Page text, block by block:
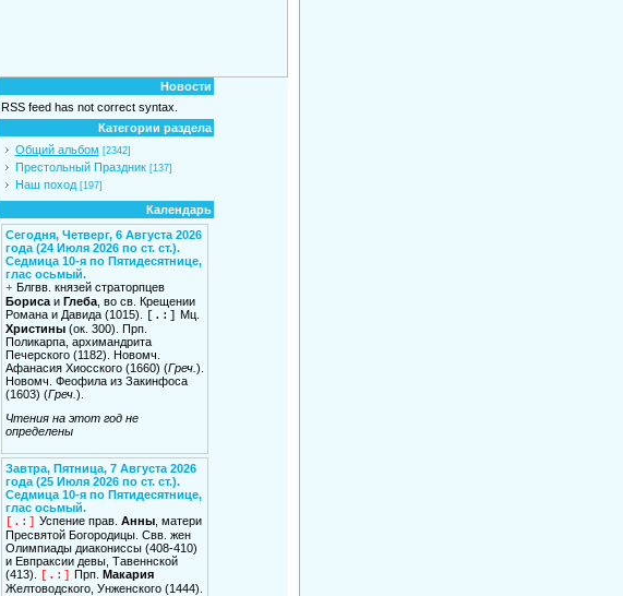
Новости
RSS feed has not correct syntax.
Категории раздела
Общий альбом [2342]
Престольный Праздник [137]
Наш поход [197]
Календарь
Сегодня, Четверг, 6 Августа 2026
года (24 Июля 2026 по ст. ст.).
Седмица 10-я по Пятидесятнице,
глас осьмый.
+ Блгвв. князей страторпцев
Борисаи Глеба, во св. Крещении
Романа и Давида (1015).
[.:] Мц.
Христины (ок. 300). Прп.
Поликарпа, архимандрита
Печерского (1182). Новомч.
Афанасия Хиосского (1660) (Греч. ).
Новомч. Феофила из Закинфоса
(1603) (Греч. ).
Чтения на этот год не
определены
Завтра, Пятница, 7 Августа 2026
года (25 Июля 2026 по ст. ст.).
Седмица 10-я по Пятидесятнице,
глас осьмый.
[.:] Успение прав. Анны, матери
Пресвятой Богородицы. Свв. жен
Олимпиады диакониссы (408-410)
и Евпраксии девы, Тавеннской
(413).
[.:] Прп. Макария
Желтоводского, Унженского (1444).